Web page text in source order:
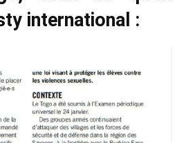
international :